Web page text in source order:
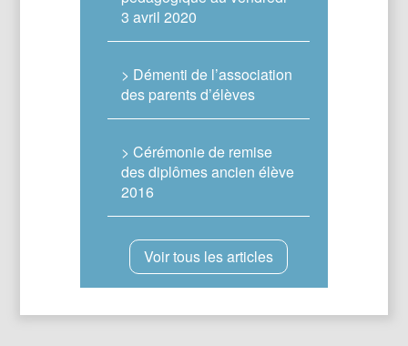
3 avril 2020
> Démenti de l’association
des parents d’élèves
> Cérémonie de remise
des diplômes ancien élève
2016
Voir tous les articles